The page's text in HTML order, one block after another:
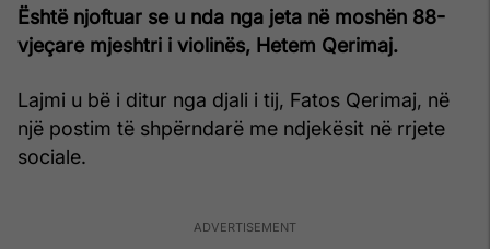
Është njoftuar se u nda nga jeta në moshën 88-
vjeçare mjeshtri i violinës, Hetem Qerimaj.
Lajmi u bë i ditur nga djali i tij, Fatos Qerimaj, në
një postim të shpërndarë me ndjekësit në rrjete
sociale.